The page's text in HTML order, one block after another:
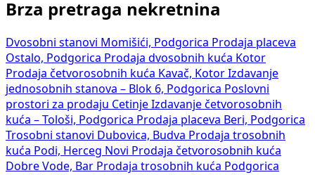
Brza pretraga nekretnina
Dvosobni stanovi Momišići, Podgorica Prodaja placeva
Ostalo, Podgorica Prodaja dvosobnih kuća Kotor
Prodaja četvorosobnih kuća Kavač, Kotor Izdavanje
jednosobnih stanova – Blok 6, Podgorica Poslovni
prostori za prodaju Cetinje Izdavanje četvorosobnih
kuća – Tološi, Podgorica Prodaja placeva Beri, Podgorica
Trosobni stanovi Dubovica, Budva Prodaja trosobnih
kuća Podi, Herceg Novi Prodaja četvorosobnih kuća
Dobre Vode, Bar Prodaja trosobnih kuća Podgorica